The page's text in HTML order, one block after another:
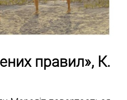
правил», К.